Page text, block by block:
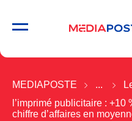
MEDIAPOSTE ...
l’imprimé publicitaire : +10
chiffre d’affaires en